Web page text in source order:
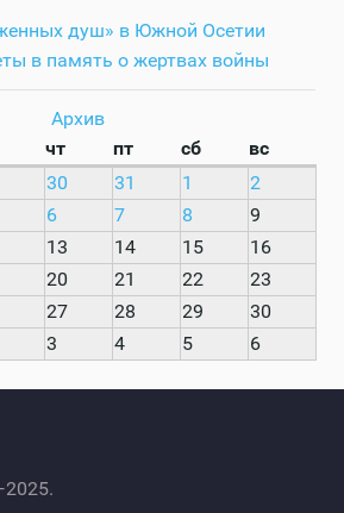
душ» в Южной Осетии
в память о жертвах войны
Архив
чт пт сб
вс
30 31 1
2
6 7 8
9
13 14 15
16
20 21 22
23
27 28 29
30
3 4 5 6